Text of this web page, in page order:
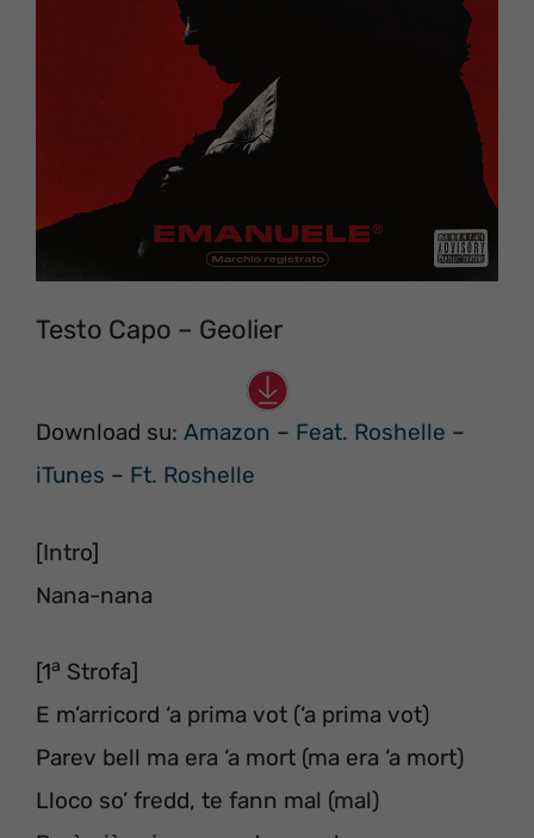
Testo Capo – Geolier
Download su: Amazon – Feat. Roshelle –
iTunes – Ft. Roshelle
[Intro]
Nana-nana
[1a Strofa]
E m’arricord ‘a prima vot (‘a prima vot)
Parev bell ma era ‘a mort (ma era ‘a mort)
Lloco so’ fredd, te fann mal (mal)